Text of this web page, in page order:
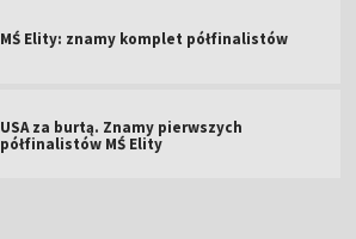
MŚ Elity: znamy komplet półfinalistów
USA za burtą. Znamy pierwszych
półfinalistów MŚ Elity